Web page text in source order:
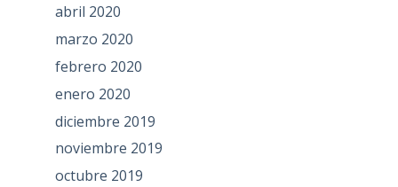
abril 2020
marzo 2020
febrero 2020
enero 2020
diciembre 2019
noviembre 2019
octubre 2019